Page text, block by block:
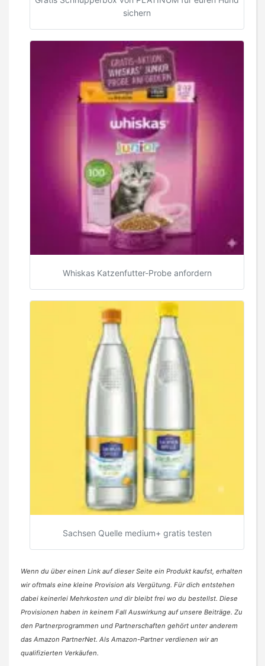
sichern
Whiskas Katzenfutter-Probe anfordern
Sachsen Quelle medium+ gratis testen
Wenn du über einen Link auf dieser Seite ein Produkt kaufst, erhalten
wir oftmals eine kleine Provision als Vergütung. Für dich entstehen
dabei keinerlei Mehrkosten und dir bleibt frei wo du bestellst. Diese
Provisionen haben in keinem Fall Auswirkung auf unsere Beiträge. Zu
den Partnerprogrammen und Partnerschaften gehört unter anderem
das Amazon PartnerNet. Als Amazon-Partner verdienen wir an
qualifizierten Verkäufen.